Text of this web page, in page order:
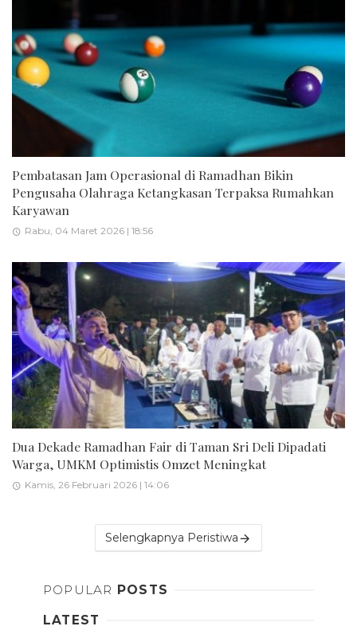
Pembatasan Jam Operasional di Ramadhan Bikin
Pengusaha Olahraga Ketangkasan Terpaksa Rumahkan
Karyawan
Rabu, 04 Maret 2026 | 18:56
Dua Dekade Ramadhan Fair di Taman Sri Deli Dipadati
Warga, UMKM Optimistis Omzet Meningkat
Kamis, 26 Februari 2026 | 14:06
Selengkapnya Peristiwa
POPULAR POSTS
LATEST